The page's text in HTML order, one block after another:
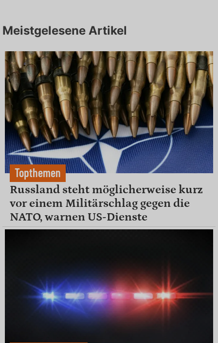
Meistgelesene Artikel
Topthemen
Russland steht möglicherweise kurz
vor einem Militärschlag gegen die
NATO, warnen US-Dienste